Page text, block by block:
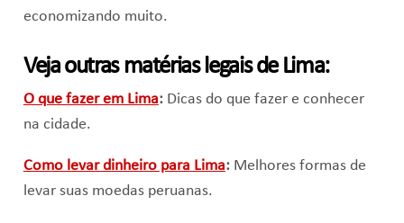
economizando muito.
Veja outras matérias legais de Lima:
O que fazer em Lima:Dicas do que fazer e conhecer
na cidade.
Como levar dinheiro para Lima:Melhores formas de
levar suas moedas peruanas.